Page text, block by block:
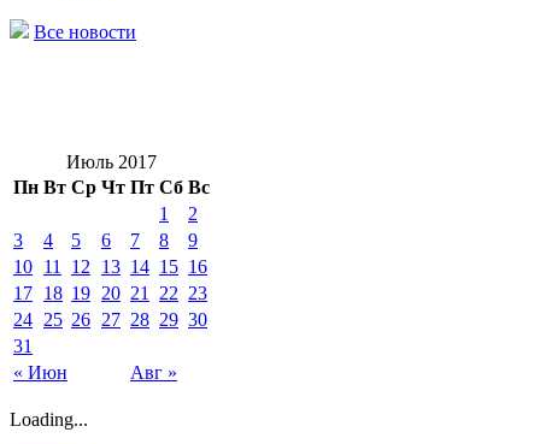
Все новости
Июль 2017
Пн Вт Ср Чт Пт Сб Вс
« Июн Авг »
1
2
3
4 5 6 7 8
9
10 11 12 13 14 15 16
17 18 19 20 21 22 23
24 25 26 27 28 29 30
31
Loading...